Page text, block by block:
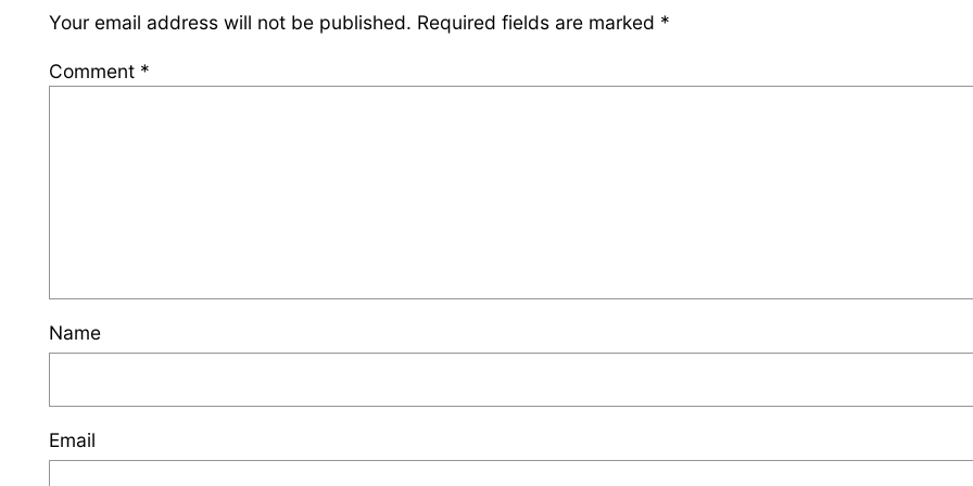
Your email address will not be published. Required fields are marked *
Comment *
Name
Email